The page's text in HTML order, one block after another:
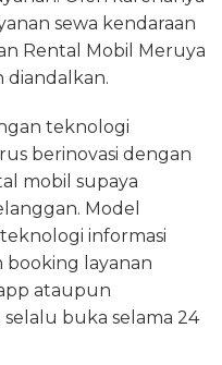
sewa kendaraan
Rental Mobil Meruya
diandalkan.
teknologi
berinovasi dengan
mobil supaya
Model
informasi
booking layanan
ataupun
buka selama 24